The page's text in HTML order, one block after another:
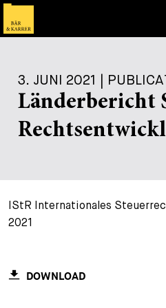
Expertise
Corporate News
Briefing
Publikation
Guide
Über Bär & Karrer
Karriere
Übersicht
Stellen
Suche
3. JUNI 2021 |
Länderbericht
IStR Internationales
2021
DOWNLOAD